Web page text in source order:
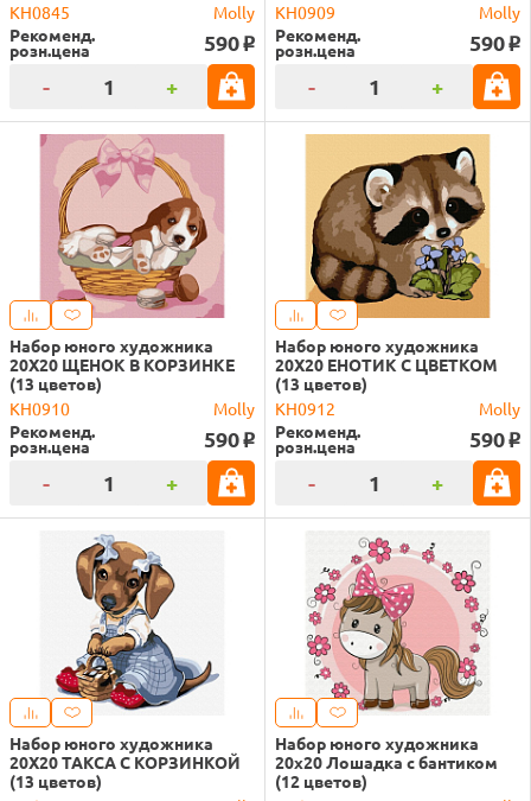
KH0845
Molly
Рекоменд.
розн.цена 590 o
- +
KH0909
Molly
Рекоменд.
розн.цена 590 o
- +
Набор юного художника
20Х20 ЩЕНОК В КОРЗИНКЕ
(13 цветов)
KH0910
Molly
Рекоменд.
розн.цена 590 o
- +
Набор юного художника
20Х20 ЕНОТИК С ЦВЕТКОМ
(13 цветов)
KH0912
Molly
Рекоменд.
розн.цена 590 o
- +
Набор юного художника
20Х20 ТАКСА С КОРЗИНКОЙ
(13 цветов)
Набор юного художника
20х20 Лошадка с бантиком
(12 цветов)